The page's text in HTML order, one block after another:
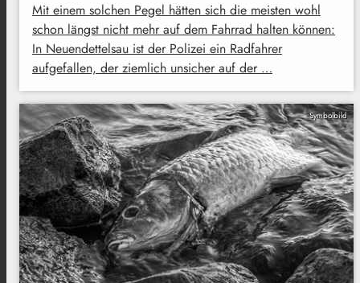
Mit einem solchen Pegel hätten sich die meisten wohl
schon längst nicht mehr auf dem Fahrrad halten können:
In Neuendettelsau ist der Polizei ein Radfahrer
aufgefallen, der ziemlich unsicher auf der …
Symbolbild